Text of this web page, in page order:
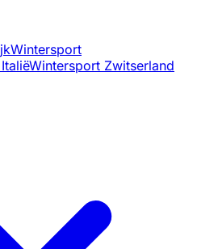
Wintersport
Wintersport Zwitserland